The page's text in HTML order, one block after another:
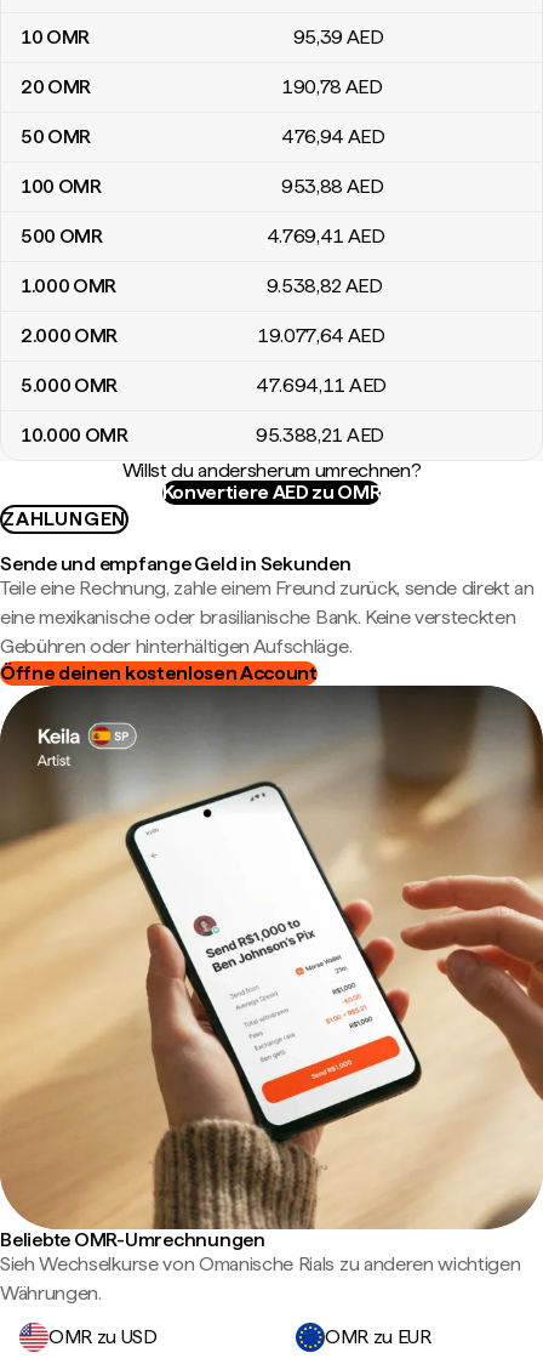
10 OMR 95,39 AED
20 OMR 190,78 AED
50 OMR 476,94 AED
100 OMR 953,88 AED
500 OMR 4.769,41 AED
1.000 OMR 9.538,82AED
2.000 OMR 19.077,64 AED
5.000 OMR 47.694,11 AED
10.000 OMR 95.388,21 AED
Willst du andersherum umrechnen?
Konvertiere AED zu OMR
ZAHLUNGEN
Sende und empfange Geld in Sekunden
Teile eine Rechnung, zahle einem Freund zurück, sende direkt an
eine mexikanische oder brasilianische Bank. Keine versteckten
Gebühren oder hinterhältigen Aufschläge.
Öffne deinen kostenlosen Account
Beliebte OMR-Umrechnungen
Sieh Wechselkurse von Omanische Rials zu anderen wichtigen
Währungen.
OMR zu USD
OMR zu EUR